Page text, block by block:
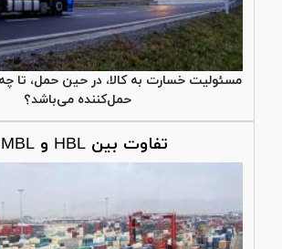
مسئولیت خسارت به کالا، در حین حمل، تا
حمل‌کننده می‌باشد؟
تفاوت بین HBL و MBL ؟